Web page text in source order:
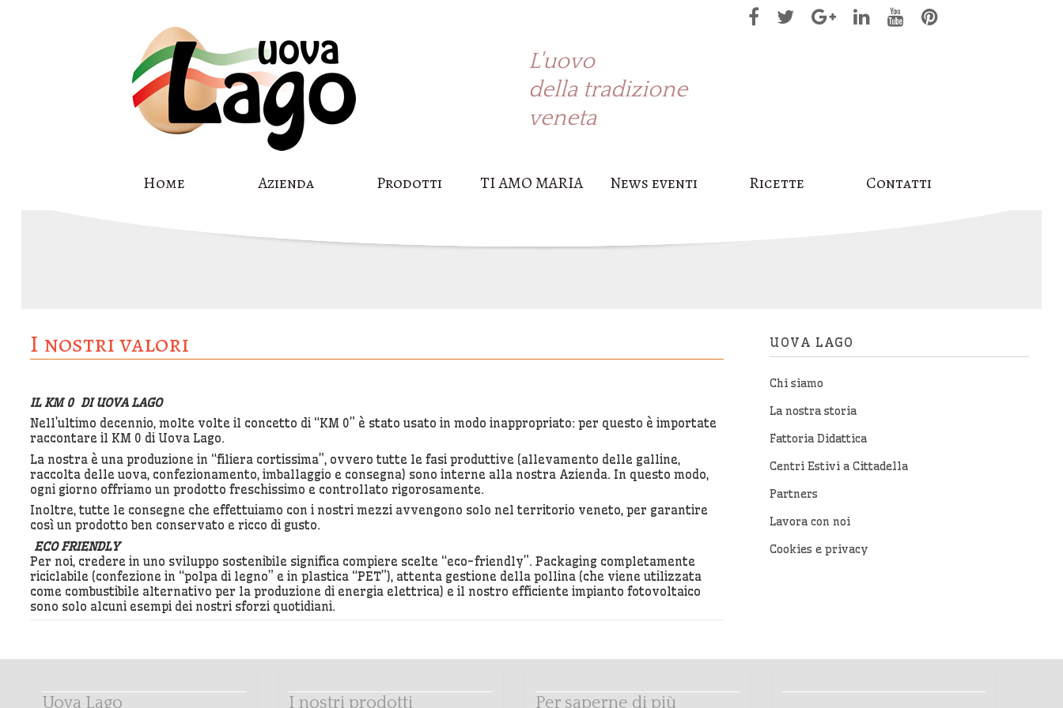
L'uovo
della tradizione
veneta
Home Azienda Prodotti TI AMO MARIA News eventi Ricette Contatti
I nostri valori
IL KM 0 DI UOVA LAGO
Nell’ultimo decennio, molte volte il concetto di “KM 0” è stato usato in modo inappropriato: per questo è importate
raccontare il KM 0 di Uova Lago.
La nostra è una produzione in “filiera cortissima”, ovvero tutte le fasi produttive (allevamento delle galline,
raccolta delle uova, confezionamento, imballaggio e consegna) sono interne alla nostra Azienda. In questo modo,
ogni giorno offriamo un prodotto freschissimo e controllato rigorosamente.
Inoltre, tutte le consegne che effettuiamo con i nostri mezzi avvengono solo nel territorio veneto, per garantire
così un prodotto ben conservato e ricco di gusto.
ECO FRIENDLY
Per noi, credere in uno sviluppo sostenibile significa compiere scelte “eco-friendly”. Packaging completamente
riciclabile (confezione in “polpa di legno” e in plastica “PET”), attenta gestione della pollina (che viene utilizzata
come combustibile alternativo per la produzione di energia elettrica) e il nostro efficiente impianto fotovoltaico
sono solo alcuni esempi dei nostri sforzi quotidiani.
UOVA LAGO
Chi siamo
La nostra storia
Fattoria Didattica
Centri Estivi a Cittadella
Partners
Lavora con noi
Cookies e privacy
Uova Lago I nostri prodotti Per saperne di più